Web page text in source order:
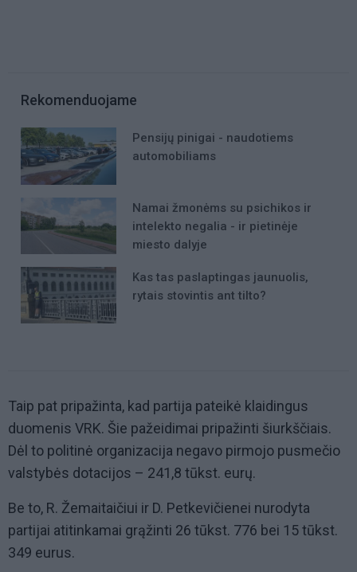
Rekomenduojame
Pensijų pinigai - naudotiems
automobiliams
Namai žmonėms su psichikos ir
intelekto negalia - ir pietinėje
miesto dalyje
Kas tas paslaptingas jaunuolis,
rytais stovintis ant tilto?
Taip pat pripažinta, kad partija pateikė klaidingus
duomenis VRK. Šie pažeidimai pripažinti šiurkščiais.
Dėl to politinė organizacija negavo pirmojo pusmečio
valstybės dotacijos – 241,8 tūkst. eurų.
Be to, R. Žemaitaičiui ir D. Petkevičienei nurodyta
partijai atitinkamai grąžinti 26 tūkst. 776 bei 15 tūkst.
349 eurus.